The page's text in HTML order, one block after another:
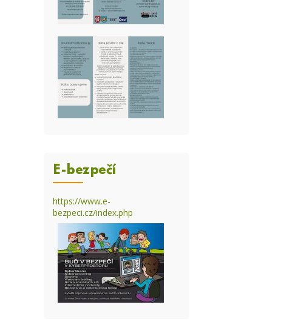
E-bezpečí
https://www.e-
bezpeci.cz/index.php